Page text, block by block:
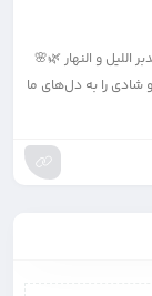
مدبر اللیل و النهار 🌿🌸
شادی را به دل‌های ما